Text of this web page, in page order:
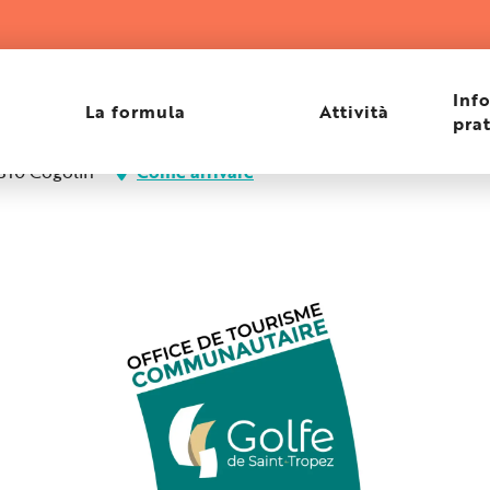
La formula Attività
Cogolin Come arrivare